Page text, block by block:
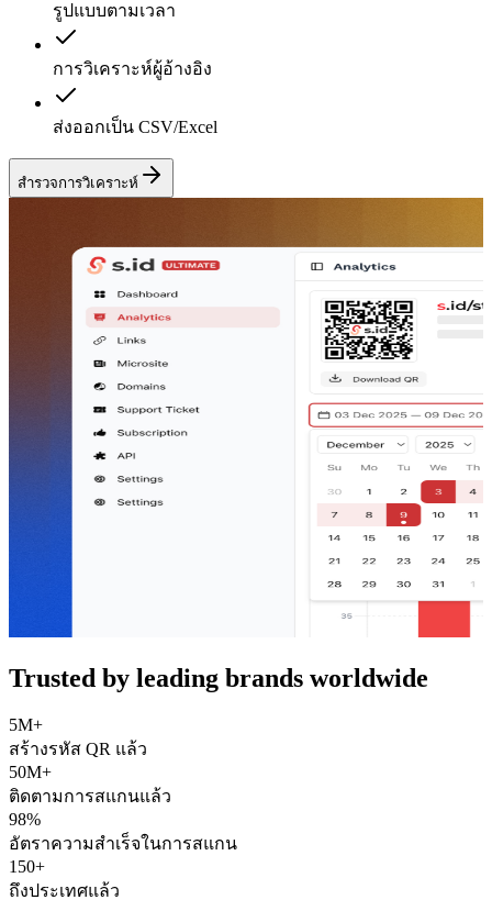
รูปแบบตามเวลา
การวิเคราะห์ผู้อ้างอิง
ส่งออกเป็น CSV/Excel
สำรวจการวิเคราะห์
Trusted by leading brands worldwide
5M+
สร้างรหัส QR แล้ว
50M+
ติดตามการสแกนแล้ว
98%
อัตราความสำเร็จในการสแกน
150+
ถึงประเทศแล้ว